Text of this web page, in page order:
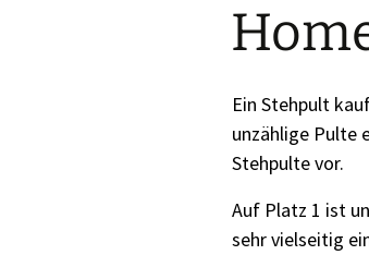
Ein Stehpult
unzählige Pulte
Stehpulte vor.
Auf Platz 1 ist
sehr vielseitig